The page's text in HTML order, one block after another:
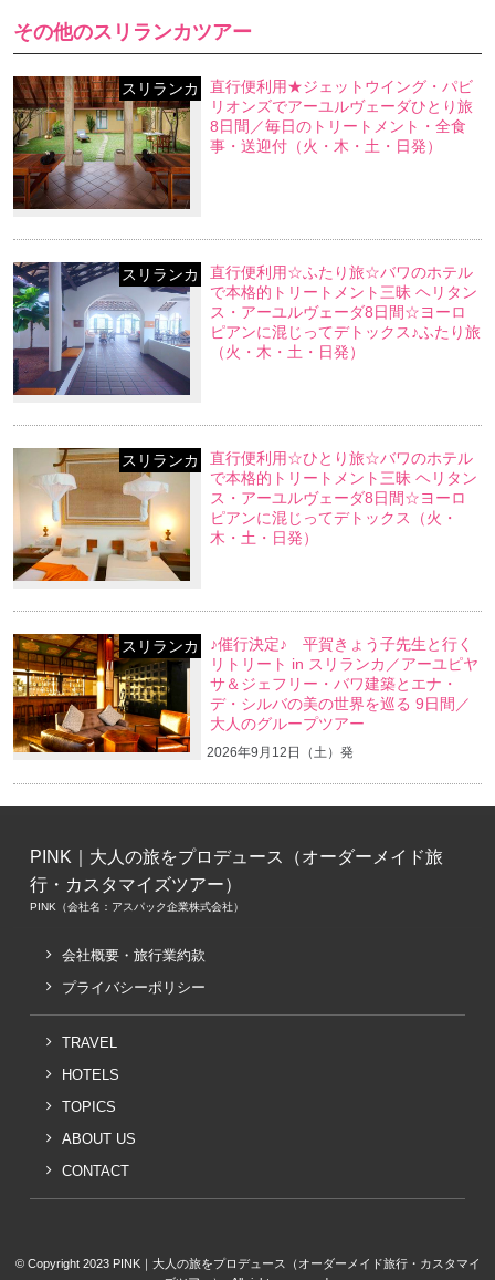
その他のスリランカツアー
スリランカ
直行便利用★ジェットウイング・パビ
リオンズでアーユルヴェーダひとり旅
8日間／毎日のトリートメント・全食
事・送迎付（火・木・土・日発）
スリランカ
直行便利用☆ふたり旅☆バワのホテル
で本格的トリートメント三昧 ヘリタン
ス・アーユルヴェーダ8日間☆ヨーロ
ピアンに混じってデトックス♪ふたり旅
（火・木・土・日発）
スリランカ
直行便利用☆ひとり旅☆バワのホテル
で本格的トリートメント三昧 ヘリタン
ス・アーユルヴェーダ8日間☆ヨーロ
ピアンに混じってデトックス（火・
木・土・日発）
スリランカ
♪催行決定♪ 平賀きょう子先生と行く
リトリート in スリランカ／アーユピヤ
サ＆ジェフリー・バワ建築とエナ・
デ・シルバの美の世界を巡る 9日間／
大人のグループツアー
2026年9月12日（土）発
PINK｜大人の旅をプロデュース（オーダーメイド旅
行・カスタマイズツアー）
PINK（会社名：アスパック企業株式会社）
会社概要・旅行業約款
プライバシーポリシー
TRAVEL
HOTELS
TOPICS
ABOUT US
CONTACT
© Copyright 2023 PINK｜大人の旅をプロデュース（オーダーメイド旅行・カスタマイ